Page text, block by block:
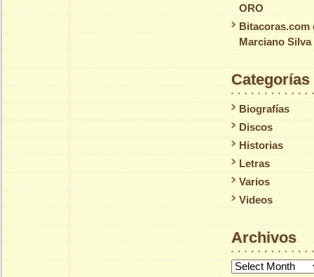
ORO
Bitacoras.com
Marciano Silva
Categorías
Biografías
Discos
Historias
Letras
Varios
Videos
Archivos
Archivos